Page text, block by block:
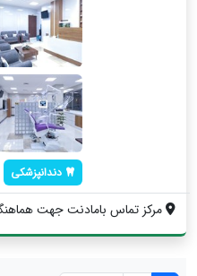
دندانپزشکی
مرکز تماس بامادنت جهت هماهنگی و